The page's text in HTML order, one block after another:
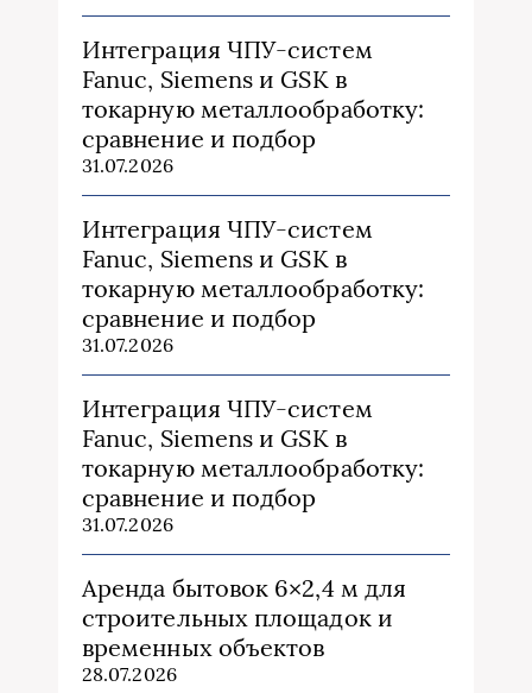
Интеграция ЧПУ-систем
Fanuc, Siemens и GSK в
токарную металлообработку:
сравнение и подбор
31.07.2026
Интеграция ЧПУ-систем
Fanuc, Siemens и GSK в
токарную металлообработку:
сравнение и подбор
31.07.2026
Интеграция ЧПУ-систем
Fanuc, Siemens и GSK в
токарную металлообработку:
сравнение и подбор
31.07.2026
Аренда бытовок 6×2,4 м для
строительных площадок и
временных объектов
28.07.2026